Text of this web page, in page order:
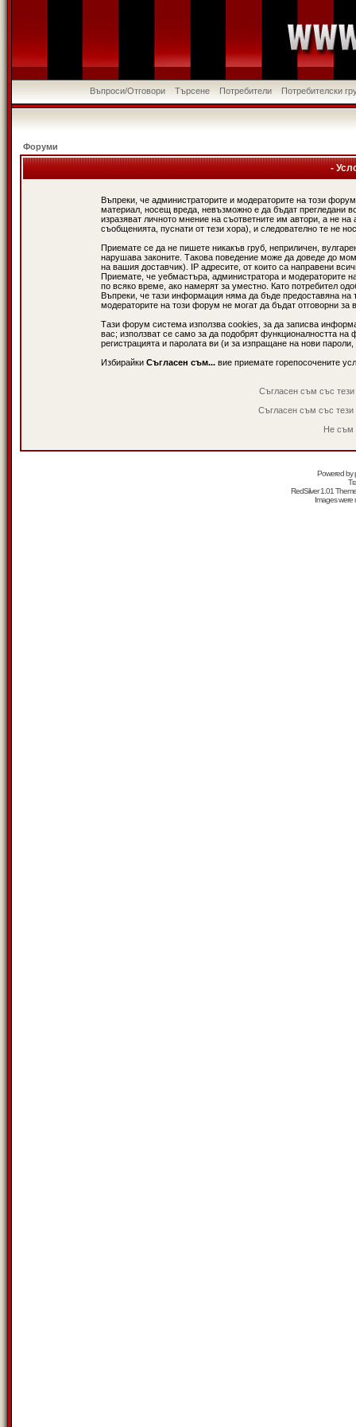
Въпроси/Отговори Търсене Потребители Потребителски
Форуми
-
Въпреки, че администраторите и модераторите на този
материал, носещ вреда, невъзможно е да бъдат прегледани
изразяват личното мнение на съответните им автори, а не
съобщенията, пуснати от тези хора), и следователно те не
Приемате се да не пишете никакъв груб, неприличен,
нарушава законите. Такова поведение може да доведе до
на вашия доставчик). IP адресите, от които са направени
Приемате, че уебмастъра, администратора и модераторите
по всяко време, ако намерят за уместно. Като потребител
Въпреки, че тази информация няма да бъде предоставяна
модераторите на този форум не могат да бъдат отговорни за
Тази форум система използва cookies, за да записва
вас; използват се само за да подобрят функционалността
регистрацията и паролата ви (и за изпращане на нови
Избирайки Съгласен съм... вие приемате горепосочените
Съгласен съм със
Съгласен съм със
Не съм
Powered by
RedSilver 1.01
Images were